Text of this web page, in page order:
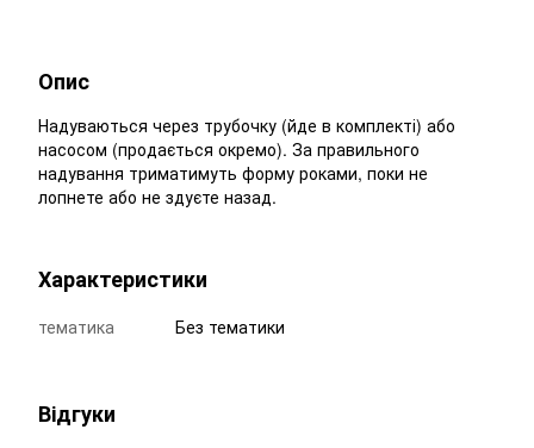
Опис
Надуваються через трубочку (йде в комплекті) або
насосом (продається окремо). За правильного
надування триматимуть форму роками, поки не
лопнете або не здуєте назад.
Характеристики
тематика Без тематики
Відгуки